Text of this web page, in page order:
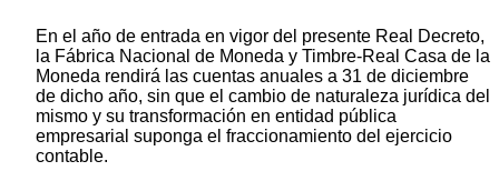
En el año de entrada en vigor del presente Real Decreto,
la Fábrica Nacional de Moneda y Timbre-Real Casa de la
Moneda rendirá las cuentas anuales a 31 de diciembre
de dicho año, sin que el cambio de naturaleza jurídica del
mismo y su transformación en entidad pública
empresarial suponga el fraccionamiento del ejercicio
contable.